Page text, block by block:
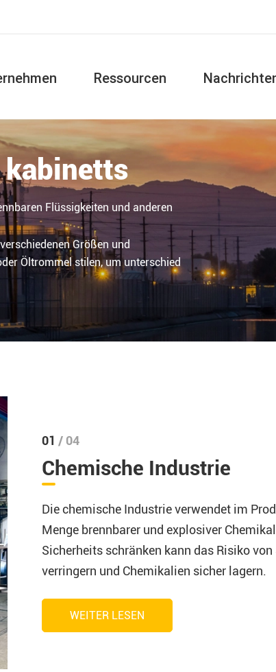
Ressourcen
kabinetts
Flüssigkeiten und anderen
Größen und
Öltrommel stilen, um unterschied
01 / 04
Chemische Industrie
Die chemische Industrie verwendet im
Menge brennbarer und explosiver
Sicherheits schränken kann das Risiko
verringern und Chemikalien sicher lagern.
WEITER LESEN